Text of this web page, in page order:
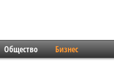
Общество Бизнес